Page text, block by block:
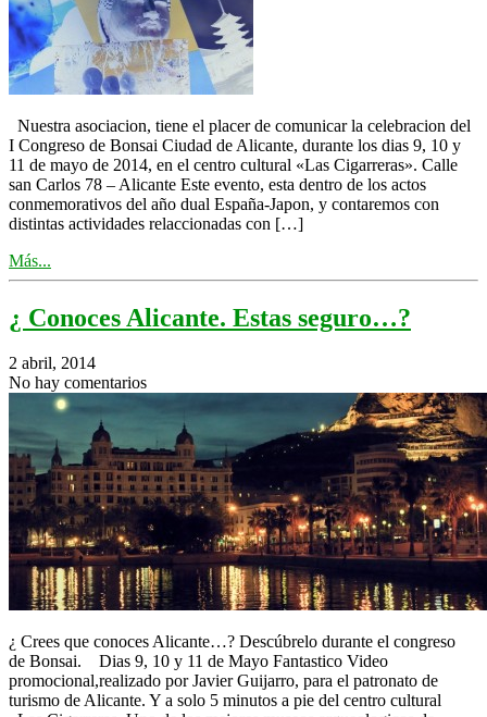
Nuestra asociacion, tiene el placer de comunicar la celebracion del
I Congreso de Bonsai Ciudad de Alicante, durante los dias 9, 10 y
11 de mayo de 2014, en el centro cultural «Las Cigarreras». Calle
san Carlos 78 – Alicante Este evento, esta dentro de los actos
conmemorativos del año dual España-Japon, y contaremos con
distintas actividades relaccionadas con […]
Más...
¿ Conoces Alicante. Estas seguro…?
2 abril, 2014
No hay comentarios
¿ Crees que conoces Alicante…? Descúbrelo durante el congreso
de Bonsai. Dias 9, 10 y 11 de Mayo Fantastico Video
promocional,realizado por Javier Guijarro, para el patronato de
turismo de Alicante. Y a solo 5 minutos a pie del centro cultural